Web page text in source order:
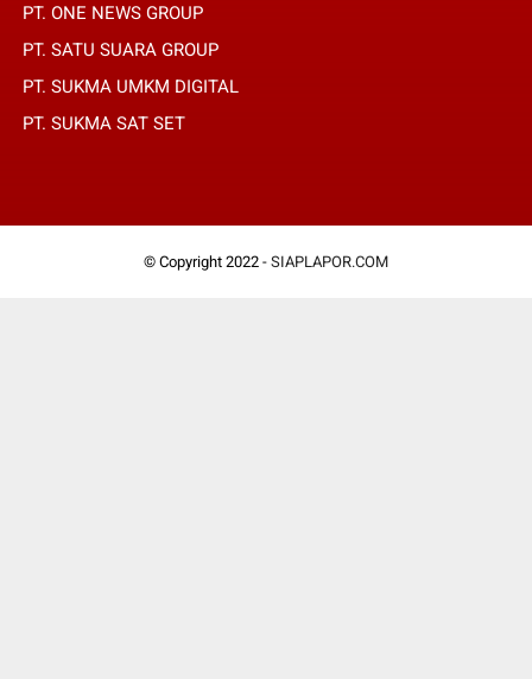
PT. ONE NEWS GROUP
PT. SATU SUARA GROUP
PT. SUKMA UMKM DIGITAL
PT. SUKMA SAT SET
© Copyright 2022 - SIAPLAPOR.COM